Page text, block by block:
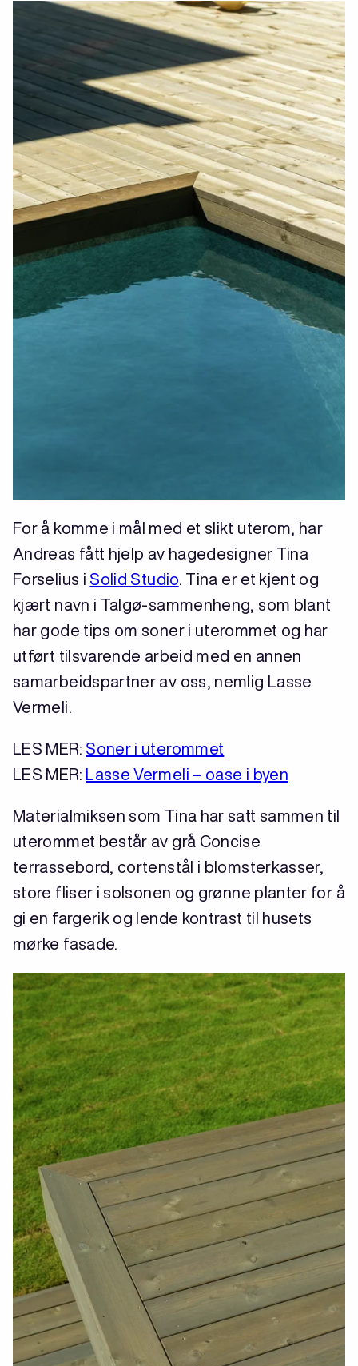
For å komme i mål med et slikt uterom, har
Andreas fått hjelp av hagedesigner Tina
Forselius i Solid Studio . Tina er et kjent og
kjært navn i Talgø-sammenheng, som blant
har gode tips om soner i uterommet og har
utført tilsvarende arbeid med en annen
samarbeidspartner av oss, nemlig Lasse
Vermeli.
LES MER: Soner i uterommet
LES MER: Lasse Vermeli – oase i byen
Materialmiksen som Tina har satt sammen til
uterommet består av grå Concise
terrassebord, cortenstål i blomsterkasser,
store fliser i solsonen og grønne planter for å
gi en fargerik og lende kontrast til husets
mørke fasade.